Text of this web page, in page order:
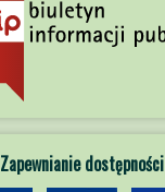
Zapewnianie dostępności